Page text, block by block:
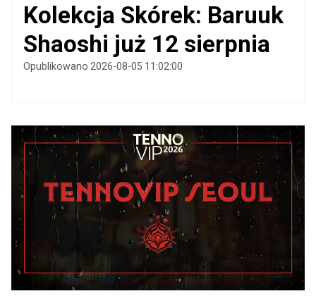
Kolekcja Skórek: Baruuk
Shaoshi już 12 sierpnia
Opublikowano 2026-08-05 11:02:00